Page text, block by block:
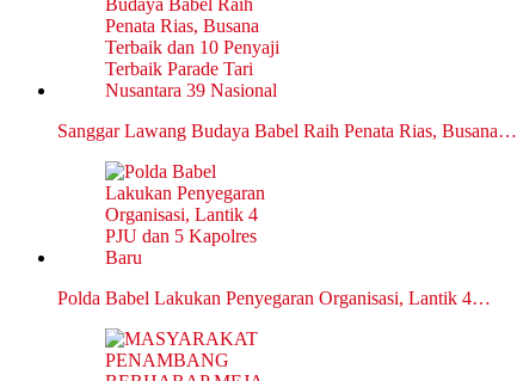
Sanggar Lawang Budaya Babel Raih Penata Rias, Busana…
Polda Babel Lakukan Penyegaran Organisasi, Lantik 4…